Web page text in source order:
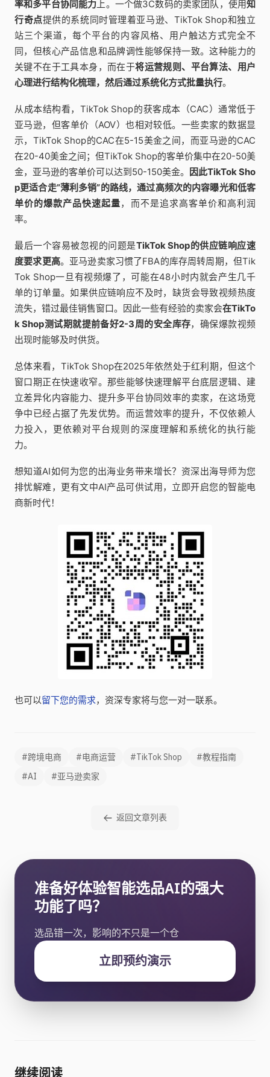
率和多平台协同能力 上。一个做3C数码的卖家团队，使用知
行奇点提供的系统同时管理着亚马逊、TikTok Shop和独立
站三个渠道，每个平台的内容风格、用户触达方式完全不
同，但核心产品信息和品牌调性能够保持一致。这种能力的
关键不在于工具本身，而在于将运营规则、平台算法、用户
心理进行结构化梳理，然后通过系统化方式批量执行。
从成本结构看，TikTok Shop的获客成本（CAC）通常低于
亚马逊，但客单价（AOV）也相对较低。一些卖家的数据显
示，TikTok Shop的CAC在5-15美金之间，而亚马逊的CAC
在20-40美金之间；但TikTok Shop的客单价集中在20-50美
金，亚马逊的客单价可以达到50-150美金。 因此TikTok Sho
p更适合走”薄利多销”的路线，通过高频次的内容曝光和低客
单价的爆款产品快速起量，而不是追求高客单价和高利润
率。
最后一个容易被忽视的问题是TikTok Shop的供应链响应速
度要求更高。亚马逊卖家习惯了FBA的库存周转周期，但Tik
Tok Shop一旦有视频爆了，可能在48小时内就会产生几千
单的订单量。如果供应链响应不及时，缺货会导致视频热度
流失，错过最佳销售窗口。因此一些有经验的卖家会在TikTo
k Shop测试期就提前备好2-3周的安全库存，确保爆款视频
出现时能够及时供货。
总体来看，TikTok Shop在2025年依然处于红利期，但这个
窗口期正在快速收窄。那些能够快速理解平台底层逻辑、建
立差异化内容能力、提升多平台协同效率的卖家，在这场竞
争中已经占据了先发优势。而运营效率的提升，不仅依赖人
力投入，更依赖对平台规则的深度理解和系统化的执行能
力。
想知道AI如何为您的出海业务带来增长？资深出海导师为您
排忧解难，更有文中AI产品可供试用，立即开启您的智能电
商新时代！
也可以留下您的需求，资深专家将与您一对一联系。
#跨境电商 #电商运营 #TikTok Shop
#教程指南
#AI
#亚马逊卖家
返回文章列表
准备好体验智能选品AI的强大
功能了吗？
选品错一次，影响的不只是一个仓
立即预约演示
继续阅读